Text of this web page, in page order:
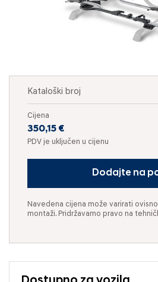
Kataloški broj
Cijena
350,15 €
PDV je uključen u cijenu
Dodajte na
Navedena cijena može varirati
montaži. Pridržavamo pravo na